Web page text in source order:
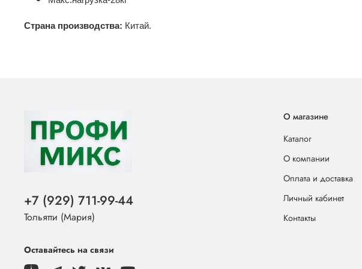
Страна производства: Китай.
О магазине
Каталог
О компании
Оплата и доставка
Личный кабинет
Контакты
+7 (929) 711-99-44
Тольятти (Мария)
Оставайтесь на связи